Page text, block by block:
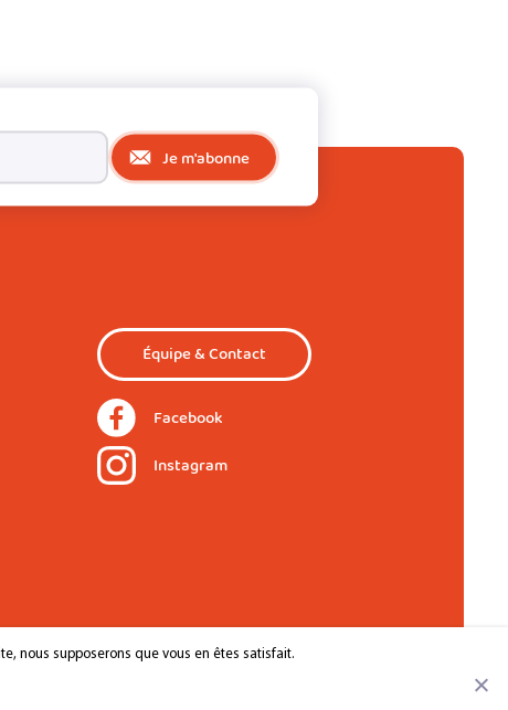
Je m'abonne
Équipe & Contact
Facebook
Instagram
nous supposerons que vous en êtes satisfait.